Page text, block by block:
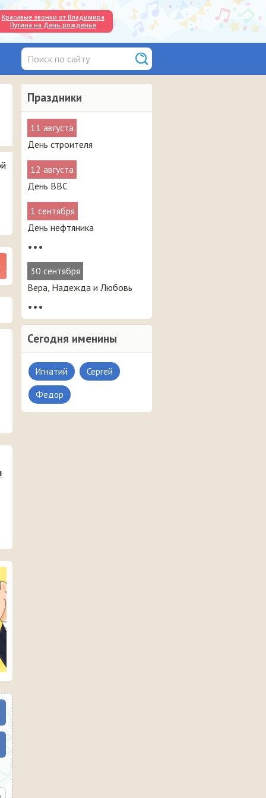
Красивые звонки от Владимира
Путина на День рожденья
Праздники
11 августа
День строителя
12 августа
День ВВС
1 сентября
День нефтяника
•••
30 сентября
Вера, Надежда и Любовь
•••
Сегодня именины
Игнатий Сергей
Федор